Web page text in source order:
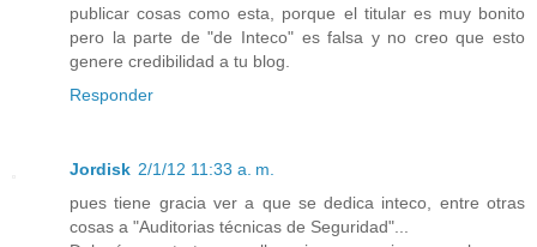
publicar cosas como esta, porque el titular es muy bonito
pero la parte de "de Inteco" es falsa y no creo que esto
genere credibilidad a tu blog.
Responder
Jordisk 2/1/12 11:33 a. m.
pues tiene gracia ver a que se dedica inteco, entre otras
cosas a "Auditorias técnicas de Seguridad"...